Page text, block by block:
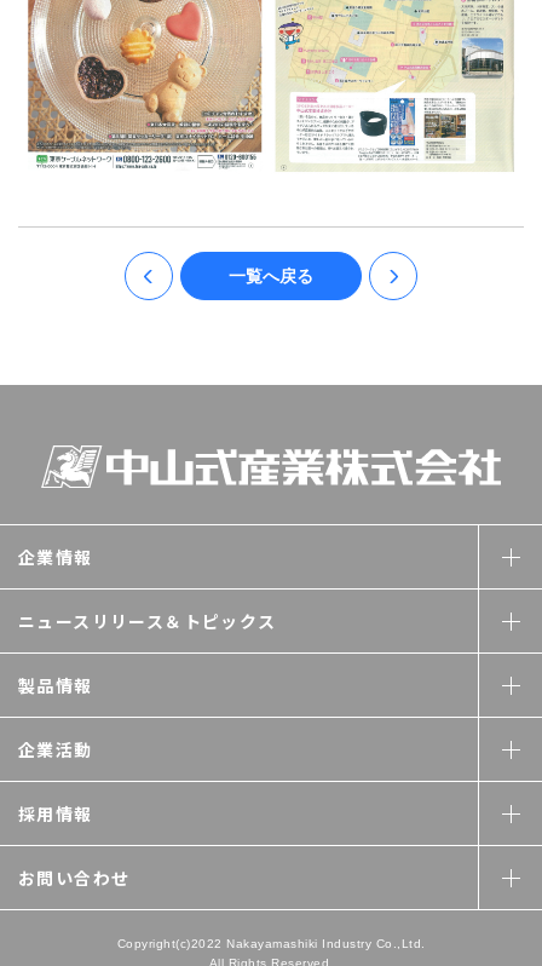
一覧へ戻る
企業情報
ニュースリリース＆ トピックス
製品情報
企業活動
採用情報
お問い合わせ
Copyright(c)2022 Nakayamashiki Industry Co.,Ltd.
All Rights Reserved.